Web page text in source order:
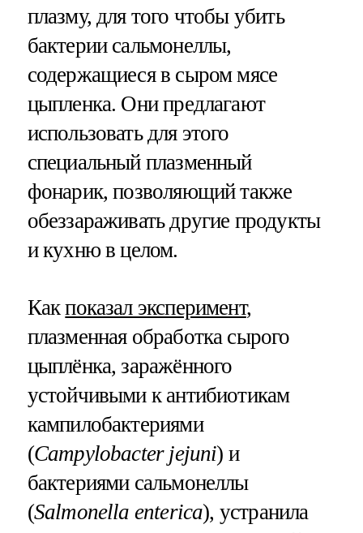
плазму, для того чтобы убить
бактерии сальмонеллы,
содержащиеся в сыром мясе
цыпленка. Они предлагают
использовать для этого
специальный плазменный
фонарик, позволяющий также
обеззараживать другие продукты
и кухню в целом.
Какпоказал эксперимент,
плазменная обработка сырого
цыплёнка, заражённого
устойчивыми к антибиотикам
кампилобактериями
(Campylobacter jejuni) и
бактериями сальмонеллы
(Salmonella enterica), устранила